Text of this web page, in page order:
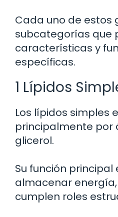
Cada uno de estos
subcategorías que
características y
específicas.
1 Lípidos
Los lípidos simples
principalmente por
glicerol.
Su función principal
almacenar
cumplen roles